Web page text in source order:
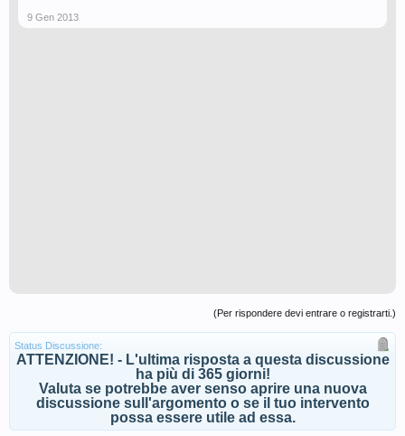
9 Gen 2013
(Per rispondere devi entrare o registrarti.)
Status Discussione:
ATTENZIONE! - L'ultima risposta a questa discussione
ha più di 365 giorni!
Valuta se potrebbe aver senso aprire una nuova
discussione sull'argomento o se il tuo intervento
possa essere utile ad essa.